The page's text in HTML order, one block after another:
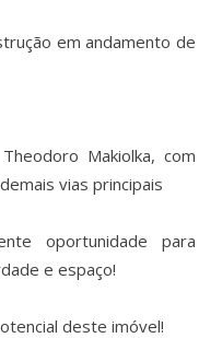
em andamento de
Makiolka, com
vias principais
oportunidade para
e espaço!
deste imóvel!